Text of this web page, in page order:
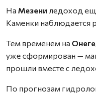
На Мезени ледоход
Каменки наблюдается
Тем временем на
уже сформирован —
прошли вместе с
По прогнозам